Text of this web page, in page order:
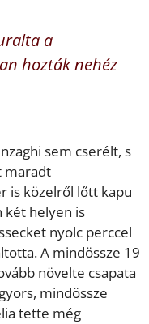
a
hozták nehéz
sem cserélt, s
maradt
is közelről lőtt kapu
két helyen is
nyolc perccel
A mindössze 19
növelte csapata
mindössze
tette még